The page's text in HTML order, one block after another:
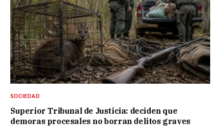
SOCIEDAD
Superior Tribunal de Justicia: deciden que
demoras procesales no borran delitos graves